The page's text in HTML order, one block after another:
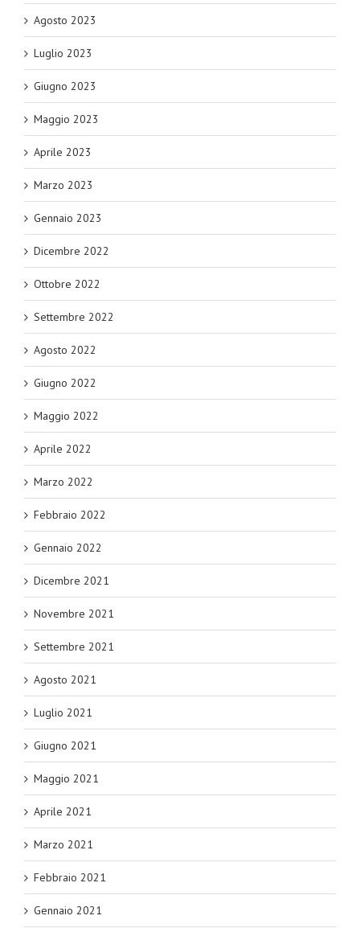
Agosto 2023
Luglio 2023
Giugno 2023
Maggio 2023
Aprile 2023
Marzo 2023
Gennaio 2023
Dicembre 2022
Ottobre 2022
Settembre 2022
Agosto 2022
Giugno 2022
Maggio 2022
Aprile 2022
Marzo 2022
Febbraio 2022
Gennaio 2022
Dicembre 2021
Novembre 2021
Settembre 2021
Agosto 2021
Luglio 2021
Giugno 2021
Maggio 2021
Aprile 2021
Marzo 2021
Febbraio 2021
Gennaio 2021